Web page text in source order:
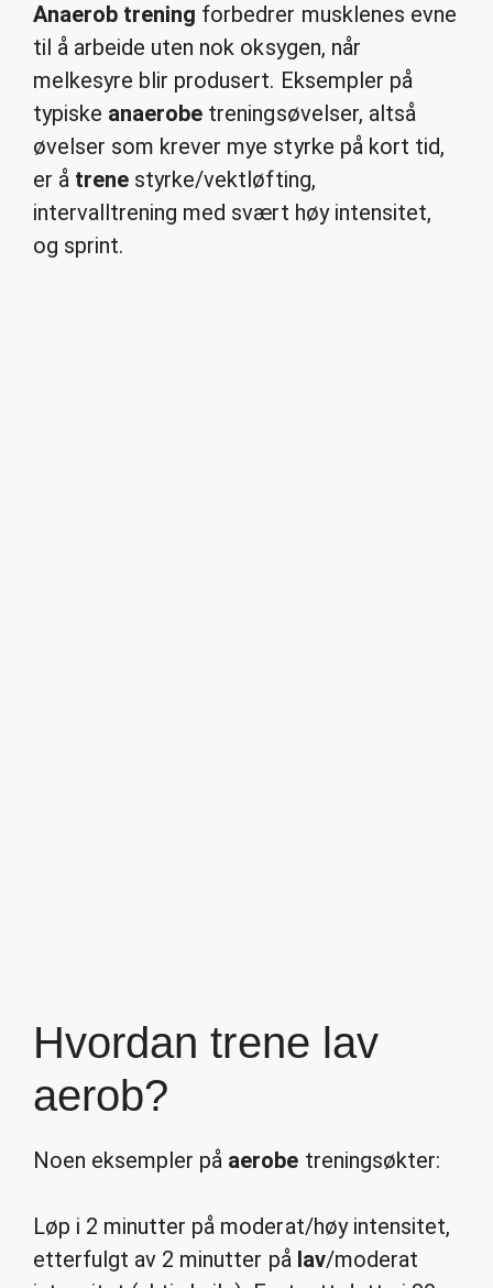
Anaerob trening forbedrer musklenes evne
til å arbeide uten nok oksygen, når
melkesyre blir produsert. Eksempler på
typiske anaerobe treningsøvelser, altså
øvelser som krever mye styrke på kort tid,
er å trene styrke/vektløfting,
intervalltrening med svært høy intensitet,
og sprint.
Hvordan trene lav
aerob?
Noen eksempler på aerobe treningsøkter:
Løp i 2 minutter på moderat/høy intensitet,
etterfulgt av 2 minutter på lav/moderat